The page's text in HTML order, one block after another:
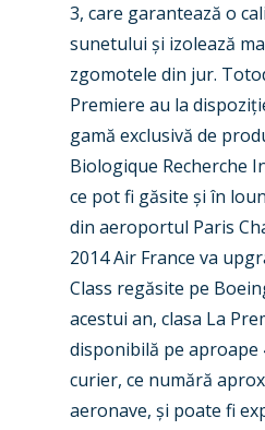
3, care garantează o
sunetului și izolează
zgomotele din jur.
Premiere au la
gamă exclusivă de
Biologique Recherche
ce pot fi găsite și în
din aeroportul Paris
2014 Air France va
Class regăsite pe
acestui an, clasa La
disponibilă pe aproape
curier, ce numără
aeronave, și poate fi